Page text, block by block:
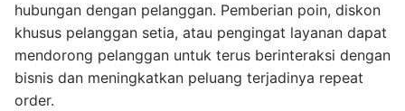
hubungan dengan pelanggan. Pemberian poin, diskon
khusus pelanggan setia, atau pengingat layanan dapat
mendorong pelanggan untuk terus berinteraksi dengan
bisnis dan meningkatkan peluang terjadinya repeat
order.